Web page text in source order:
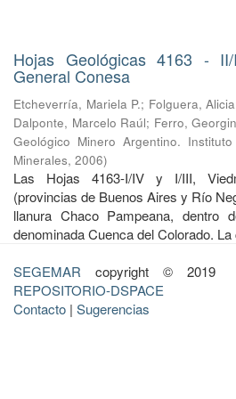
Hojas Geológicas 4163 -
General Conesa
Etcheverría, Mariela P.; Folguera, Alicia
Dalponte, Marcelo Raúl; Ferro,
Geológico Minero Argentino.
Minerales, 2006)
Las Hojas 4163-I/IV y I/III,
(provincias de Buenos Aires y Río
llanura Chaco Pampeana, dentro
denominada Cuenca del Colorado. La
SEGEMAR copyright © 2019
REPOSITORIO-DSPACE
Contacto | Sugerencias